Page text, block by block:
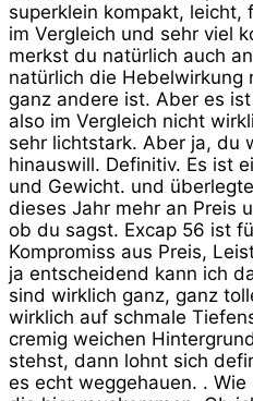
superklein kompakt,
im Vergleich und sehr viel
merkst du natürlich auch
natürlich die Hebelwirkung
ganz andere ist. Aber es
also im Vergleich nicht
sehr lichtstark. Aber ja, du
hinauswill. Definitiv. Es ist
und Gewicht. und
dieses Jahr mehr an Preis
ob du sagst. Excap 56 ist
Kompromiss aus Preis,
ja entscheidend kann ich
sind wirklich ganz, ganz
wirklich auf schmale
cremig weichen
stehst, dann lohnt sich
es echt weggehauen. .